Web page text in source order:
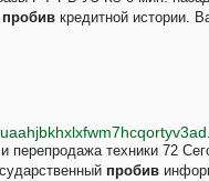
пробив кредитной истории.
техники 72
пробив